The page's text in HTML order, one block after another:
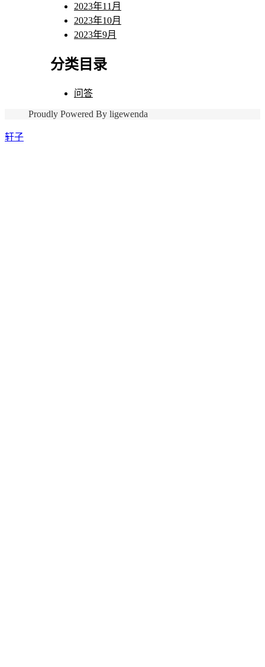
2023年11月
2023年10月
2023年9月
分类目录
问答
Proudly Powered By ligewenda
轩子